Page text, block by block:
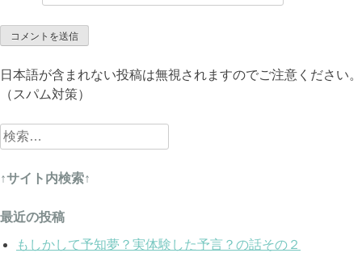
日本語が含まれない投稿は無視されますのでご注意ください。
（スパム対策）
検
索:
↑サイト内検索↑
最近の投稿
もしかして予知夢？実体験した予言？の話その２